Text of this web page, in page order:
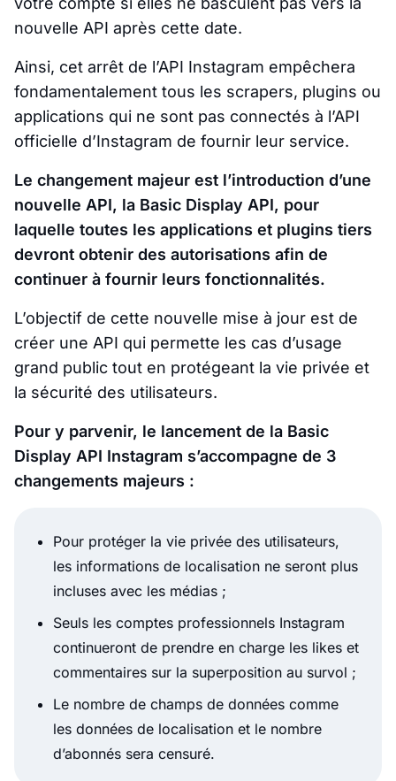
nouvelle API après cette date.
Ainsi, cet arrêt de l’API Instagram empêchera
fondamentalement tous les scrapers, plugins ou
applications qui ne sont pas connectés à l’API
officielle d’Instagram de fournir leur service.
Le changement majeur est l’introduction d’une
nouvelle API, la Basic Display API, pour
laquelle toutes les applications et plugins tiers
devront obtenir des autorisations afin de
continuer à fournir leurs fonctionnalités.
L’objectif de cette nouvelle mise à jour est de
créer une API qui permette les cas d’usage
grand public tout en protégeant la vie privée et
la sécurité des utilisateurs.
Pour y parvenir, le lancement de la Basic
Display API Instagram s’accompagne de 3
changements majeurs :
Pour protéger la vie privée des utilisateurs,
les informations de localisation ne seront plus
incluses avec les médias ;
Seuls les comptes professionnels Instagram
continueront de prendre en charge les likes et
commentaires sur la superposition au survol ;
Le nombre de champs de données comme
les données de localisation et le nombre
d’abonnés sera censuré.